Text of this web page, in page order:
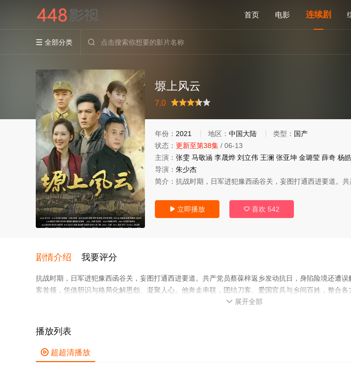
首页 电影 连续剧
 全部分类 
塬上风云
7.0
很差较差 推荐力荐
年份： 2021 地区： 中国大陆 类型： 国产
状态： 更新至第38集 / 06-13
主演： 张雯 马敬涵 李晟烨 刘立伟 王澜 张亚坤 金璐莹 薛奇 杨
导演： 朱少杰
简介： 抗战时期，日军进犯豫西函谷关，妄图打通西进要道。
 立即播放  喜欢 542
剧情介绍 我要评分
抗战时期，日军进犯豫西函谷关，妄图打通西进要道。共产党员蔡葆梓返乡发动抗日，身陷险境还遭
客首领，凭借胆识与格局化解恩怨、凝聚人心。他奔走串联，团结刀客、爱国官兵与乡间百姓，整合
土塬地利优势，利用地坑院、山道险隘与日军展开游击战，顽强抗击侵略者。众人放下私怨、同仇敌忾
 展开全部
播放列表
 超超清播放